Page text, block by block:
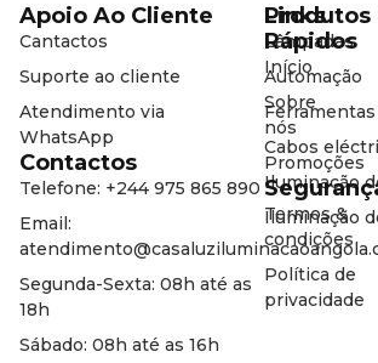
Produtos
Lâmpadas
Automação
Ferramentas
Cabos
Iluminação
Iluminação
Links
Rápidos
Início
Sobre
nós
Promoções
Termos &
condições
Política de
privacidade
Apoio Ao Cliente
Cantactos
Suporte ao cliente
Atendimento via
WhatsApp
Contactos
Telefone: +244 975 865 890
Email:
Segunda-Sexta: 08h até as
18h
Sábado: 08h até as 16h